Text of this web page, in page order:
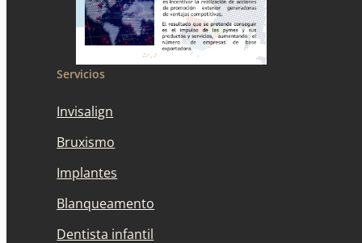
Servicios
Invisalign
Bruxismo
Implantes
Blanqueamento
Dentista infantil